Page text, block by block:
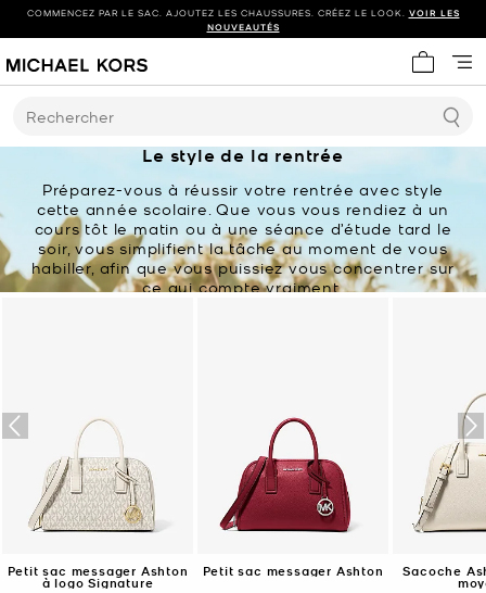
COMMENCEZ PAR LE SAC. AJOUTEZ LES CHAUSSURES. CRÉEZ LE LOOK. VOIR LES
NOUVEAUTÉS
Mon
Rechercher
Le style de la rentrée
Préparez-vous à réussir votre rentrée avec style
cette année scolaire. Que vous vous rendiez à un
cours tôt le matin ou à une séance d’étude tard le
soir, vous simplifient la tâche au moment de vous
habiller, afin que vous puissiez vous concentrer sur
ce qui compte vraiment.
Petit sac messager Ashton
à logo Signature
Petit sac messager Ashton Sacoche